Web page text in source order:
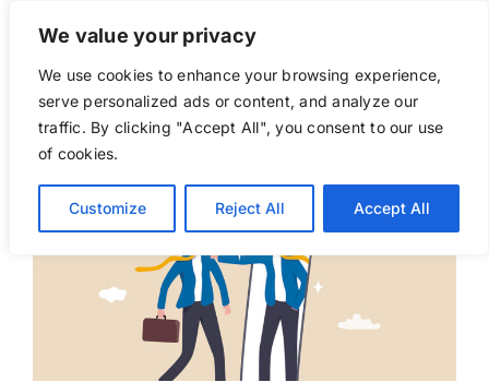
We value your privacy
We use cookies to enhance your browsing experience,
serve personalized ads or content, and analyze our
traffic. By clicking "Accept All", you consent to our use
of cookies.
Customize Reject All Accept All
content
Go to...